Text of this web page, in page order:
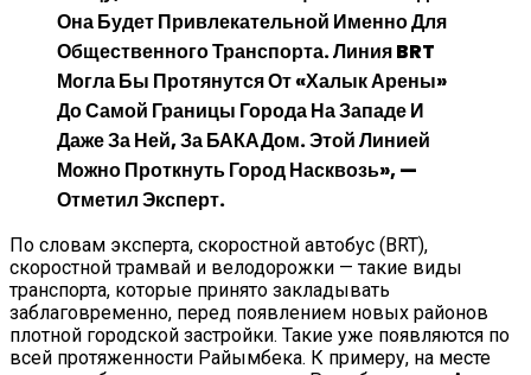
Она Будет Привлекательной Именно Для
Общественного Транспорта. Линия BRT
Могла Бы Протянутся От «Халык Арены»
До Самой Границы Города На Западе И
Даже За Ней, За БАКАДом. Этой Линией
Можно Проткнуть Город Насквозь», —
Отметил Эксперт.
По словам эксперта, скоростной автобус (BRT),
скоростной трамвай и велодорожки — такие виды
транспорта, которые принято закладывать
заблаговременно, перед появлением новых районов
плотной городской застройки. Такие уже появляются по
всей протяженности Райымбека. К примеру, на месте